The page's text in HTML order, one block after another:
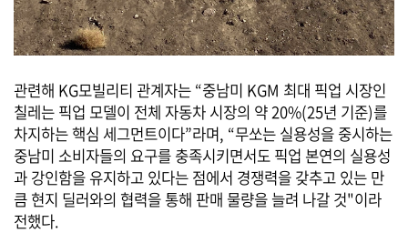
관련해 KG모빌리티 관계자는 “중남미 KGM 최대 픽업 시장인
칠레는 픽업 모델이 전체 자동차 시장의 약 20%(25년 기준)를
차지하는 핵심 세그먼트이다”라며, “무쏘는 실용성을 중시하는
중남미 소비자들의 요구를 충족시키면서도 픽업 본연의 실용성
과 강인함을 유지하고 있다는 점에서 경쟁력을 갖추고 있는 만
큼 현지 딜러와의 협력을 통해 판매 물량을 늘려 나갈 것"이라
전했다.